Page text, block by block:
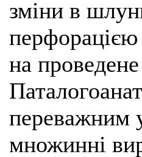
зміни в
на
переважним
множинні